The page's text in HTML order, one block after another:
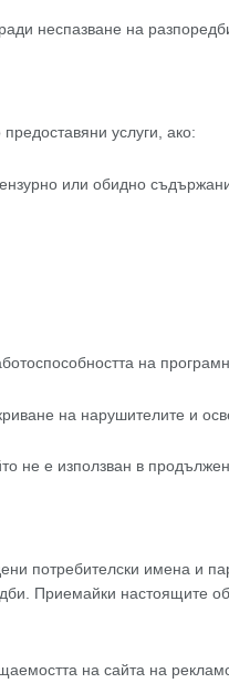
неспазване на
услуги, ако:
или обидно
на
на нарушителите и
не е използван в
потребителски имена и
Приемайки настоящите
на сайта на